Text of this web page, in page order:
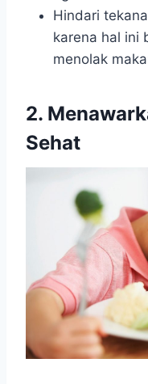
Hindari
karena hal ini
menolak
2.
Sehat